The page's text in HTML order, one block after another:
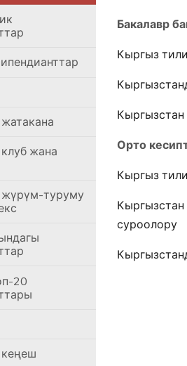
жана
жүрүм-туруму
20
кеңеш
Бакалавр
Кыргыз
Орто
Кыргыз
суроолору